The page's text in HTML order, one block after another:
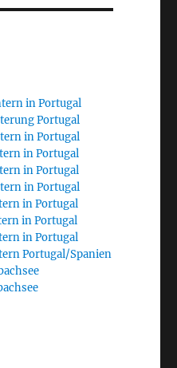
in Portugal
Portugal
in Portugal
in Portugal
in Portugal
in Portugal
in Portugal
in Portugal
in Portugal
Portugal/Spanien